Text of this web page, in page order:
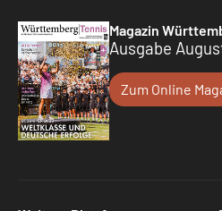
Magazin
Ausgabe
Zum Online